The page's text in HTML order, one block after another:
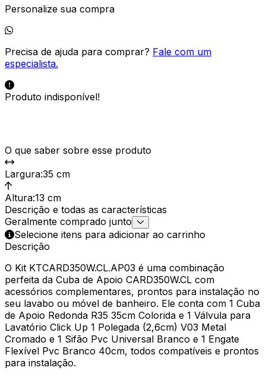
Personalize sua compra
Precisa de ajuda para comprar? Fale com um
especialista.
Produto indisponível!
O que saber sobre esse produto
Largura:35 cm
Altura:13 cm
Descrição e todas as características
Geralmente comprado junto
Selecione itens para adicionar ao carrinho
Descrição
O Kit KTCARD350W.CL.AP03 é uma combinação
perfeita da Cuba de Apoio CARD350W.CL com
acessórios complementares, prontos para instalação no
seu lavabo ou móvel de banheiro. Ele conta com 1 Cuba
de Apoio Redonda R35 35cm Colorida e 1 Válvula para
Lavatório Click Up 1 Polegada (2,6cm) V03 Metal
Cromado e 1 Sifão Pvc Universal Branco e 1 Engate
Flexível Pvc Branco 40cm, todos compatíveis e prontos
para instalação.